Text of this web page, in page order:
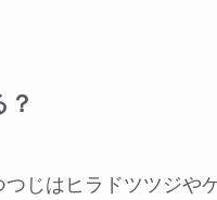
じはヒラドツツジや